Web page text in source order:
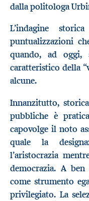
dalla politologa
L’indagine
puntualizzazioni
quando, ad
caratteristico della
alcune.
Innanzitutto,
pubbliche è
capovolge il noto
quale la
l’aristocrazia
democrazia. A
come strumento
privilegiato. La